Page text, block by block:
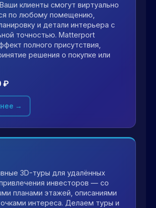
клиенты смогут виртуально
по любому помещению,
и детали интерьера с
точностью. Matterport
полного присутствия,
решения о покупке или
₽
→
3D-туры для удалённых
инвесторов — со
планами этажей, описаниями
интереса. Делаем туры и